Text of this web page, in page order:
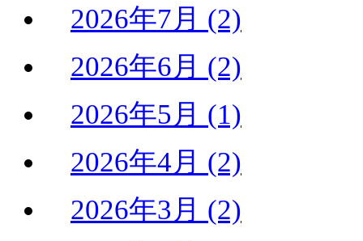
2026年7月 (2)
2026年6月 (2)
2026年5月 (1)
2026年4月 (2)
2026年3月 (2)